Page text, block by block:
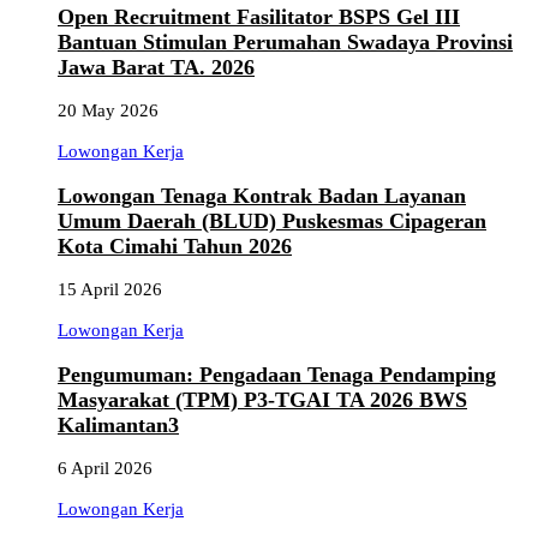
Open Recruitment Fasilitator BSPS Gel III
Bantuan Stimulan Perumahan Swadaya Provinsi
Jawa Barat TA. 2026
20 May 2026
Lowongan Kerja
Lowongan Tenaga Kontrak Badan Layanan
Umum Daerah (BLUD) Puskesmas Cipageran
Kota Cimahi Tahun 2026
15 April 2026
Lowongan Kerja
Pengumuman: Pengadaan Tenaga Pendamping
Masyarakat (TPM) P3-TGAI TA 2026 BWS
Kalimantan3
6 April 2026
Lowongan Kerja